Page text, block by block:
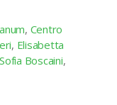
, Centro
, Elisabetta
Sofia Boscaini,